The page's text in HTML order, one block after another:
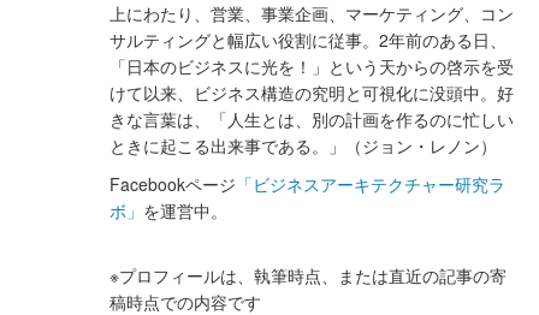
上にわたり、営業、事業企画、マーケティング、コン
サルティングと幅広い役割に従事。2年前のある日、
「日本のビジネスに光を！」という天からの啓示を受
けて以来、ビジネス構造の究明と可視化に没頭中。好
きな言葉は、「人生とは、別の計画を作るのに忙しい
ときに起こる出来事である。」（ジョン・レノン）
Facebookページ 「ビジネスアーキテクチャー研究ラ
ボ」 を運営中。
※プロフィールは、執筆時点、または直近の記事の寄
稿時点での内容です